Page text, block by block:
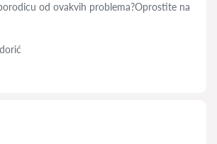
od ovakvih problema?Oprostite na